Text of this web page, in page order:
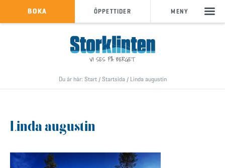
KÖP SKIPASS
info@storklinten.se
•
Telefonbokning : 0928-40 000
ÖPPETTIDER
BOKA MENY
Du är här: Start/ Startsida/ Linda augustin
Linda augustin